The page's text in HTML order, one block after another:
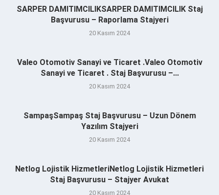
SARPER DAMITIMCILIKSARPER DAMITIMCILIK Staj
Başvurusu – Raporlama Stajyeri
20 Kasım 2024
Valeo Otomotiv Sanayi ve Ticaret .Valeo Otomotiv
Sanayi ve Ticaret . Staj Başvurusu –...
20 Kasım 2024
SampaşSampaş Staj Başvurusu – Uzun Dönem
Yazılım Stajyeri
20 Kasım 2024
Netlog Lojistik HizmetleriNetlog Lojistik Hizmetleri
Staj Başvurusu – Stajyer Avukat
20 Kasım 2024